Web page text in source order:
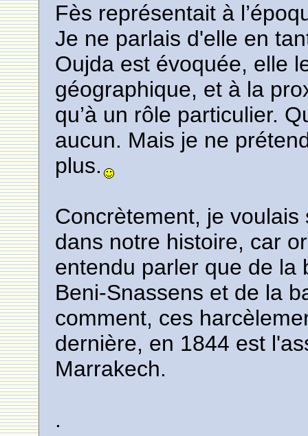
Fès représentait à
Je ne parlais d'elle en
Oujda est évoquée, elle
géographique, et à la
qu’à un rôle particulier.
aucun. Mais je ne
plus.
Concrètement, je voulais
dans notre histoire, car
entendu parler que de la
Beni-Snassens et de la
comment, ces
dernière, en 1844 est
Marrakech.
.